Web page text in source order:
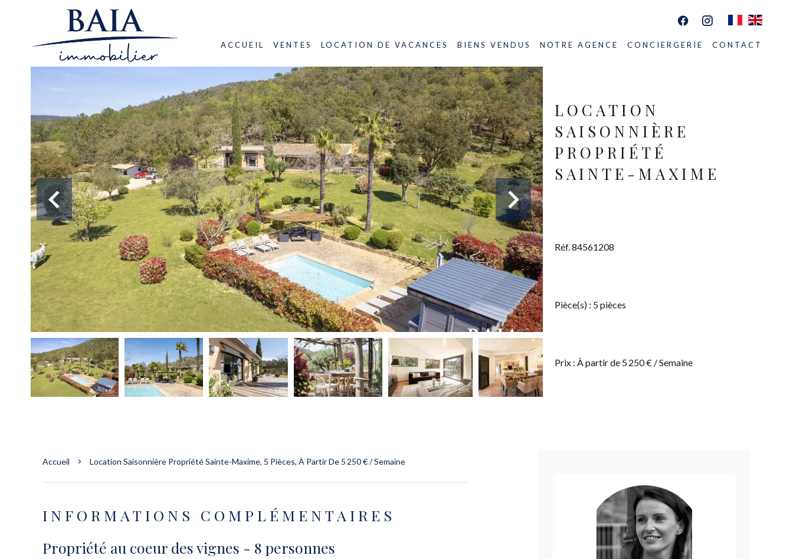
ACCUEIL VENTES LOCATION DE VACANCES BIENS VENDUS NOTRE AGENCE CONCIERGERIE CONTACT
LOCATION
SAISONNIÈRE
PROPRIÉTÉ
SAINTE-MAXIME
Réf. 84561208
Pièce(s) : 5 pièces
Prix : À partir de 5 250 € / Semaine
Accueil Location Saisonnière Propriété Sainte-Maxime, 5 Pièces, À Partir De 5 250 € / Semaine
INFORMATIONS COMPLÉMENTAIRES
Propriété au coeur des vignes - 8 personnes